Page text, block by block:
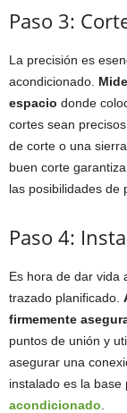
Paso 3:
La precisión es
acondicionado.
espacio donde
cortes sean
de corte o una
buen corte
las posibilidades de
Paso 4:
Es hora de dar vida
trazado planificado.
firmemente
puntos de unión y
asegurar una
instalado es la
acondicionado